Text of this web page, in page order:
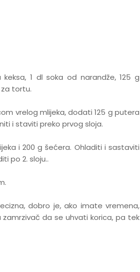
1 dl soka od narandže, 125 g
tortu.
vrelog mlijeka, dodati 125 g putera
i staviti preko prvog sloja.
i 200 g šećera. Ohladiti i sastaviti
po 2. sloju..
dobro je, ako imate vremena,
da se uhvati korica, pa tek